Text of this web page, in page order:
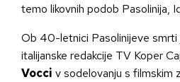
temo likovnih podob Pasolinija,
Ob 40-letnici Pasolinijeve smrti
italijanske redakcije TV Koper
Vocci v sodelovanju s filmskim